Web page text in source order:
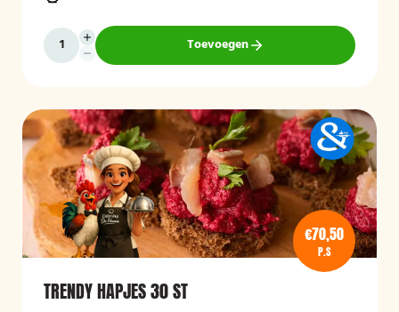
64 hapjes is deze schaal geschikt om een grotere groep gasten te
voorzien van smakelijke en gevarieerde snacks.
Toevoegen
€70,50
P.S
TRENDY HAPJES 30 ST